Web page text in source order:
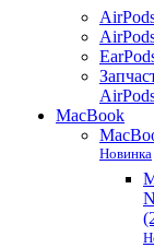
MacBook
Новинка